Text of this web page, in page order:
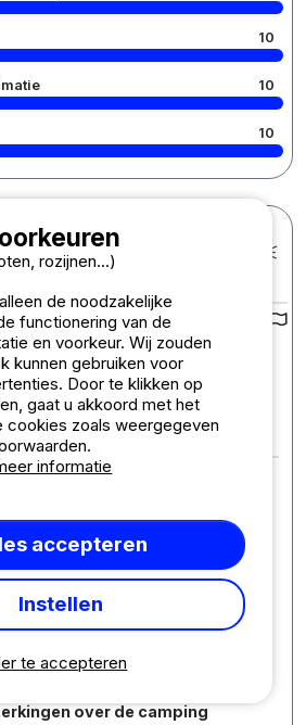
10
10
10
op 10-09-2024
09/2024 -
:
Wasserloecher durch den Regen,
war einen W ... Lees meer
: Standplaats ***
in Ordnung, aber könnten sauberer
total fleißig w
Nederlands
over de camping
te accepteren
rozijnen...)
de noodzakelijke
functionering van de
en voorkeur. Wij zouden
kunnen gebruiken voor
Door te klikken op
gaat u akkoord met het
cookies zoals weergegeven
informatie
accepteren
Instellen